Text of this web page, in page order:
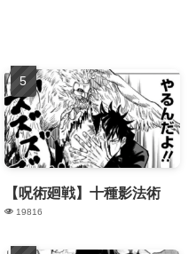
【呪術廻戦】十種影法術
19816